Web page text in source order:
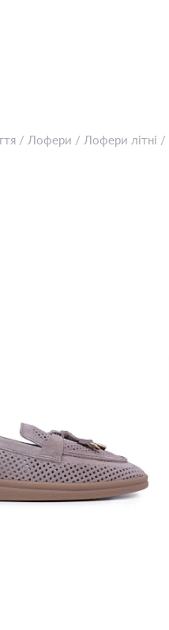
/ Лофери / Лофери літні /